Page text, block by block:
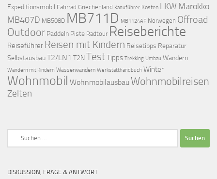
Expeditionsmobil Fahrrad Griechenland Kanuführer Kosten LKW Marokko
MB407D MB508D MB711D MB1124AF Norwegen Offroad
Outdoor Paddeln Piste Radtour Reiseberichte
Reiseführer Reisen mit Kindern Reisetipps Reparatur
SelbstausbauT2/LN1 T2N TestTipps Trekking Umbau Wandern
Wandern mit Kindern Wasserwandern Werkstatthandbuch Winter
Wohnmobil Wohnmobilausbau Wohnmobilreisen
Zelten
DISKUSSION, FRAGE & ANTWORT